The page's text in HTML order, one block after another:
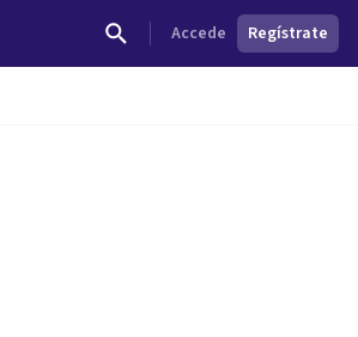
Accede Regístrate